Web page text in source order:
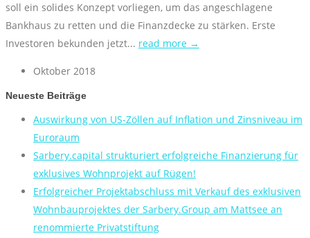
soll ein solides Konzept vorliegen, um das angeschlagene
Bankhaus zu retten und die Finanzdecke zu stärken. Erste
Investoren bekunden jetzt... read more →
Oktober 2018
Neueste Beiträge
Auswirkung von US-Zöllen auf Inflation und Zinsniveau im
Euroraum
Sarbery.capital strukturiert erfolgreiche Finanzierung für
exklusives Wohnprojekt auf Rügen!
Erfolgreicher Projektabschluss mit Verkauf des exklusiven
Wohnbauprojektes der Sarbery.Group am Mattsee an
renommierte Privatstiftung